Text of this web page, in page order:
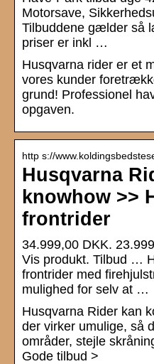
Motorsave,
Tilbuddene gælder så
priser er inkl …
Husqvarna rider er et
vores kunder
grund! Professionel
opgaven.
http s://
Husqvarna
knowhow >>
frontrider
34.999,00 DKK.
Vis produkt. Tilbud …
frontrider med
mulighed for selv at …
Husqvarna Rider kan
der virker umulige, så
områder, stejle
Gode tilbud >